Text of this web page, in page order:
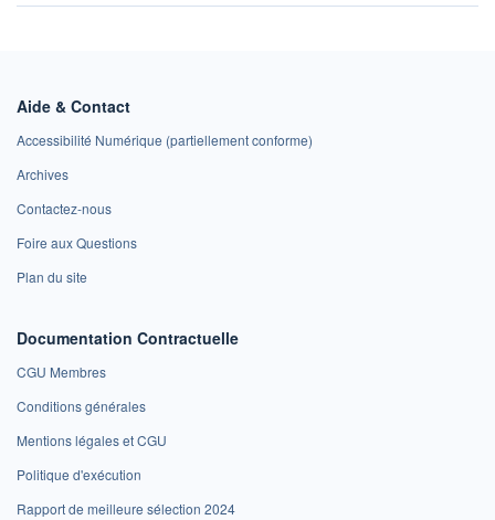
Aide & Contact
Accessibilité Numérique (partiellement conforme)
Archives
Contactez-nous
Foire aux Questions
Plan du site
Documentation Contractuelle
CGU Membres
Conditions générales
Mentions légales et CGU
Politique d'exécution
Rapport de meilleure sélection 2024